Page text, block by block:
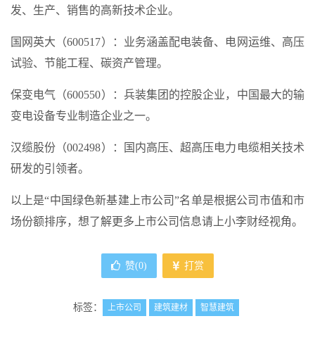
发、生产、销售的高新技术企业。
国网英大（600517）：业务涵盖配电装备、电网运维、高压
试验、节能工程、碳资产管理。
保变电气（600550）：兵装集团的控股企业，中国最大的输
变电设备专业制造企业之一。
汉缆股份（002498）：国内高压、超高压电力电缆相关技术
研发的引领者。
以上是“中国绿色新基建上市公司”名单是根据公司市值和市
场份额排序，想了解更多上市公司信息请上小李财经视角。
赞(0) 打赏
标签： 上市公司 建筑建材 智慧建筑